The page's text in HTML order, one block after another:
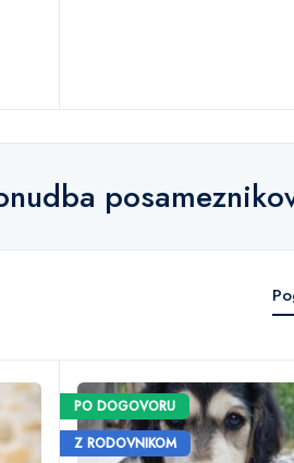
PO DOGOVORU
Z RODOVNIKOM